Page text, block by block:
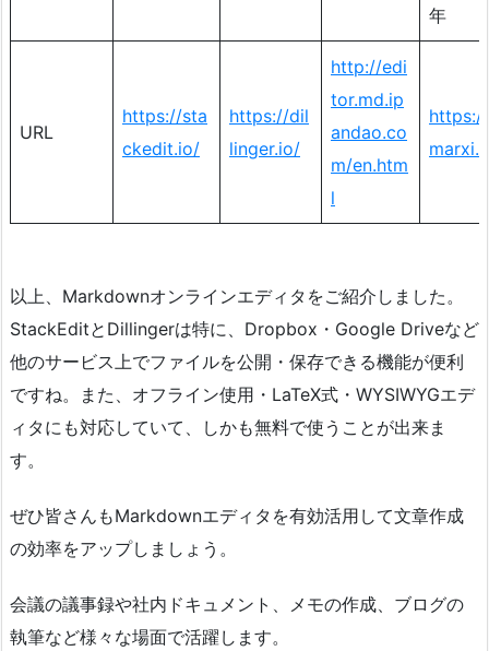
年
URL
https://sta
ckedit.io/
https://dil
linger.io/
http://edi
tor.md.ip
andao.co
m/en.htm
l
https://
以上、Markdownオンラインエディタをご紹介しました。
StackEditとDillingerは特に、Dropbox・Google Driveなど
他のサービス上でファイルを公開・保存できる機能が便利
ですね。また、オフライン使用・LaTeX式・WYSIWYGエデ
ィタにも対応していて、しかも無料で使うことが出来ま
す。
ぜひ皆さんもMarkdownエディタを有効活用して文章作成
の効率をアップしましょう。
会議の議事録や社内ドキュメント、メモの作成、ブログの
執筆など様々な場面で活躍します。